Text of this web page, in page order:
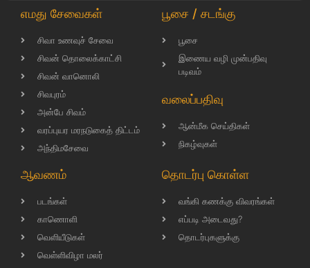
எமது சேவைகள்
சிவா உணவுச் சேவை
சிவன் தொலைக்காட்சி
சிவன் வானொலி
சிவபுரம்
அன்பே சிவம்
வரப்புயர மரநடுகைத் திட்டம்
அந்திமசேவை
பூசை / சடங்கு
பூசை
இணைய வழி முன்பதிவு
படிவம்
வலைப்பதிவு
ஆன்மீக செய்திகள்
நிகழ்வுகள்
ஆவணம்
படங்கள்
காணொளி
வெளியீடுகள்
வெள்ளிவிழா மலர்
தொடர்பு கொள்ள
வங்கி கணக்கு விவரங்கள்
எப்படி அடைவது?
தொடர்புகளுக்கு